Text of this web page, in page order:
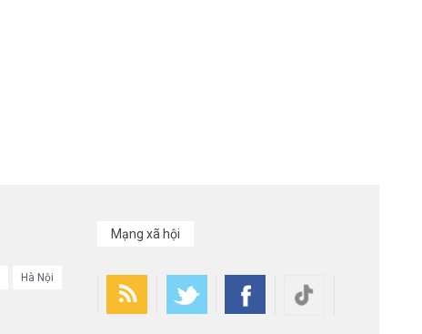
Hà Nội
Mạng xã hội